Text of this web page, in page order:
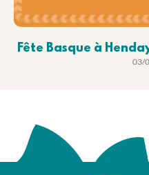
Fête Basque à
03/